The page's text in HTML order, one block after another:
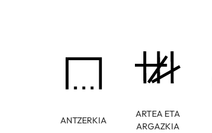
ANTZERKIA
ARTEA ETA
ARGAZKIA